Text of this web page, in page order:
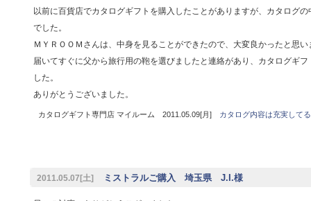
以前に百貨店でカタログギフトを購入したことがありますが、カタログ
でした。
ＭＹＲＯＯＭさんは、中身を見ることができたので、大変良かったと思い
届いてすぐに父から旅行用の鞄を選びましたと連絡があり、カタログギ
した。
ありがとうございました。
カタログギフト専門店 マイルーム 2011.05.09[月] カタログ内容は充実して
2011.05.07[土] ミストラルご購入 埼玉県 J.I.様